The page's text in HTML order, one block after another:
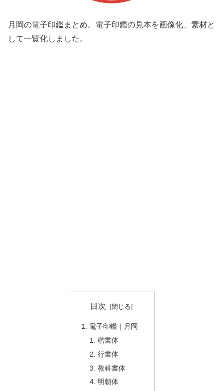
月岡の電子印鑑まとめ。電子印鑑の見本を画像化、素材と
して一覧化しました。
目次
電子印鑑｜月岡
楷書体
行書体
教科書体
明朝体